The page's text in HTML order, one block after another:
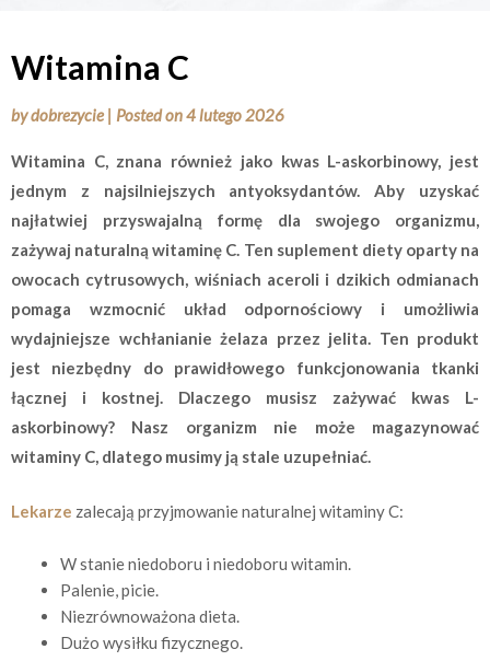
Witamina C
bydobrezycie | Posted on4 lutego 2026
Witamina C, znana również jako kwas L-askorbinowy, jest
jednym z najsilniejszych antyoksydantów. Aby uzyskać
najłatwiej przyswajalną formę dla swojego organizmu,
zażywaj naturalną witaminę C. Ten suplement diety oparty na
owocach cytrusowych, wiśniach aceroli i dzikich odmianach
pomaga wzmocnić układ odpornościowy i umożliwia
wydajniejsze wchłanianie żelaza przez jelita. Ten produkt
jest niezbędny do prawidłowego funkcjonowania tkanki
łącznej i kostnej. Dlaczego musisz zażywać kwas L-
askorbinowy? Nasz organizm nie może magazynować
witaminy C, dlatego musimy ją stale uzupełniać.
Lekarze zalecają przyjmowanie naturalnej witaminy C:
W stanie niedoboru i niedoboru witamin.
Palenie, picie.
Niezrównoważona dieta.
Dużo wysiłku fizycznego.